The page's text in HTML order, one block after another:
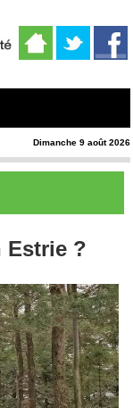
Dimanche 9 août 2026
Estrie ?